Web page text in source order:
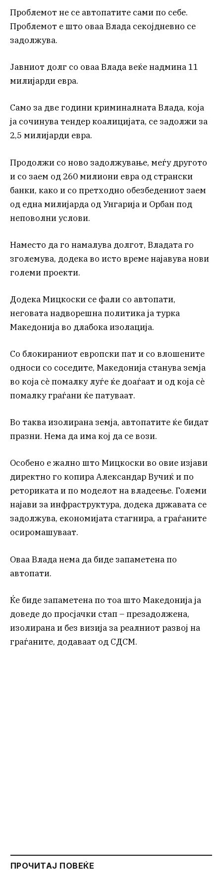
Проблемот не се автопатите сами по себе.
Проблемот е што оваа Влада секојдневно се
задолжува.
Јавниот долг со оваа Влада веќе надмина 11
милијарди евра.
Само за две години криминалната Влада, која
ја сочинува тендер коалицијата, се задолжи за
2,5 милијарди евра.
Продолжи со ново задолжување, меѓу другото
и со заем од 260 милиони евра од странски
банки, како и со претходно обезбедениот заем
од една милијарда од Унгарија и Орбан под
неповолни услови.
Наместо да го намалува долгот, Владата го
зголемува, додека во исто време најавува нови
големи проекти.
Додека Мицкоски се фали со автопати,
неговата надворешна политика ја турка
Македонија во длабока изолација.
Со блокираниот европски пат и со влошените
односи со соседите, Македонија станува земја
во која сè помалку луѓе ќе доаѓаат и од која сè
помалку граѓани ќе патуваат.
Во таква изолирана земја, автопатите ќе бидат
празни. Нема да има кој да се вози.
Особено е жално што Мицкоски во овие изјави
директно го копира Александар Вучиќ и по
реториката и по моделот на владеење. Големи
најави за инфраструктура, додека државата се
задолжува, економијата стагнира, а граѓаните
осиромашуваат.
Оваа Влада нема да биде запаметена по
автопати.
Ќе биде запаметена по тоа што Македонија ја
доведе до просјачки стап – презадолжена,
изолирана и без визија за реалниот развој на
граѓаните, додаваат од СДСМ.
ПРОЧИТАЈ ПОВЕЌЕ